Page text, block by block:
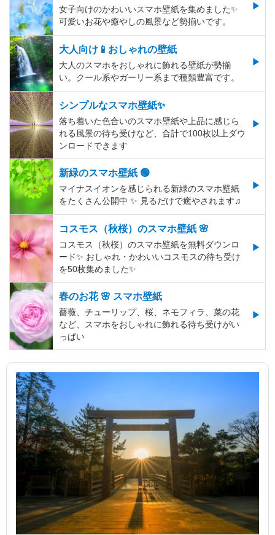
女子向けのかわいいスマホ壁紙を集めました✨
可愛いお花や癒やしの風景など勢揃いです。
大人向け📱おしゃれの壁紙
大人のスマホをおしゃれに飾れる壁紙が勢揃
い。クール系やガーリー系まで種類豊富です。
シンプルなスマホ壁紙✨
落ち着いた色合いのスマホ壁紙や上品に感じら
れる風景の待ち受けなど、合計で100枚以上ダウ
ンロードできます
新緑のスマホ壁紙 🟢
マイナスイオンを感じられる新緑のスマホ壁紙
をたくさん公開中 ✨ 見るだけで癒やされます♫
コスモス（秋桜）のスマホ壁紙 🌸
コスモス（秋桜）のスマホ壁紙を無料ダウンロ
ード✨️ おしゃれ・かわいいコスモスの待ち受け
を50枚集めました✨️
春のお花 🌸 スマホ壁紙
薔薇、チューリップ、桜、ネモフィラ、菜の花
など、スマホをおしゃれに飾れる待ち受けがい
っぱい